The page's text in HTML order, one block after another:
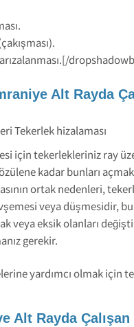
Alt Rayda
Tekerlek hizalaması
için tekerlekleriniz ray
kadar bunları
ortak nedenleri,
veya düşmesidir,
veya eksik olanları
gerekir.
yardımcı olmak
Alt Rayda